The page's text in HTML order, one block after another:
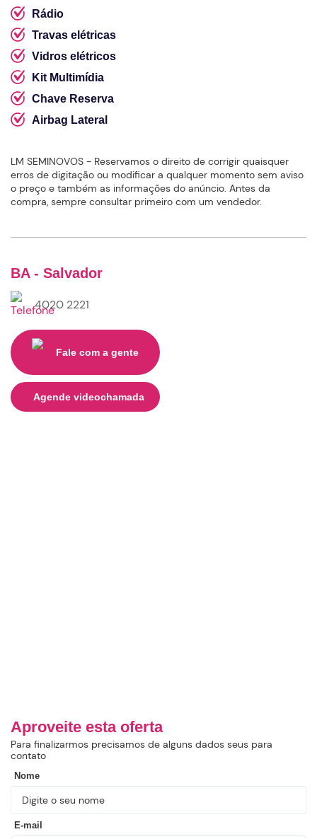
Rádio
Travas elétricas
Vidros elétricos
Kit Multimídia
Chave Reserva
Airbag Lateral
LM SEMINOVOS - Reservamos o direito de corrigir quaisquer
erros de digitação ou modificar a qualquer momento sem aviso
o preço e também as informações do anúncio. Antes da
compra, sempre consultar primeiro com um vendedor.
BA - Salvador
4020 2221
Fale com a gente
Agende videochamada
Aproveite esta oferta
Para finalizarmos precisamos de alguns dados seus para
contato
Nome
E-mail